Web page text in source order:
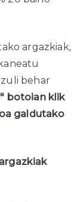
argazkiak,
behar
botoian klik
galdutako